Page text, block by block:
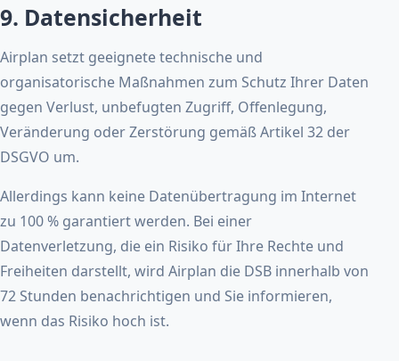
9. Datensicherheit
Airplan setzt geeignete technische und
organisatorische Maßnahmen zum Schutz Ihrer Daten
gegen Verlust, unbefugten Zugriff, Offenlegung,
Veränderung oder Zerstörung gemäß Artikel 32 der
DSGVO um.
Allerdings kann keine Datenübertragung im Internet
zu 100 % garantiert werden. Bei einer
Datenverletzung, die ein Risiko für Ihre Rechte und
Freiheiten darstellt, wird Airplan die DSB innerhalb von
72 Stunden benachrichtigen und Sie informieren,
wenn das Risiko hoch ist.